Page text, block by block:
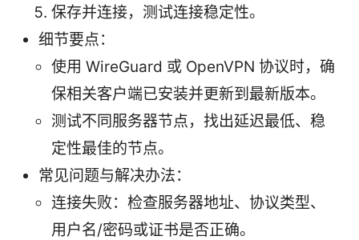
保存并连接，测试连接稳定性。
细节要点：
使用 WireGuard 或 OpenVPN 协议时，确
保相关客户端已安装并更新到最新版本。
测试不同服务器节点，找出延迟最低、稳
定性最佳的节点。
常见问题与解决办法：
连接失败：检查服务器地址、协议类型、
用户名/密码或证书是否正确。